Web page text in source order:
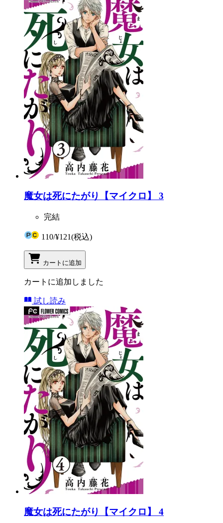
魔女は死にたがり【マイクロ】 3
完結
110/¥121(税込)
カートに追加
カートに追加しました
試し読み
魔女は死にたがり【マイクロ】 4